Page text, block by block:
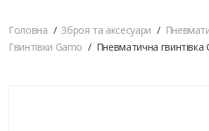
Головна Зброя та аксесуари
Гвинтівки Gamo
Пневматична гвинтівка